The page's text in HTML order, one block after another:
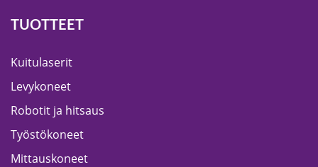
TUOTTEET
Kuitulaserit
Levykoneet
Robotit ja hitsaus
Työstökoneet
Mittauskoneet